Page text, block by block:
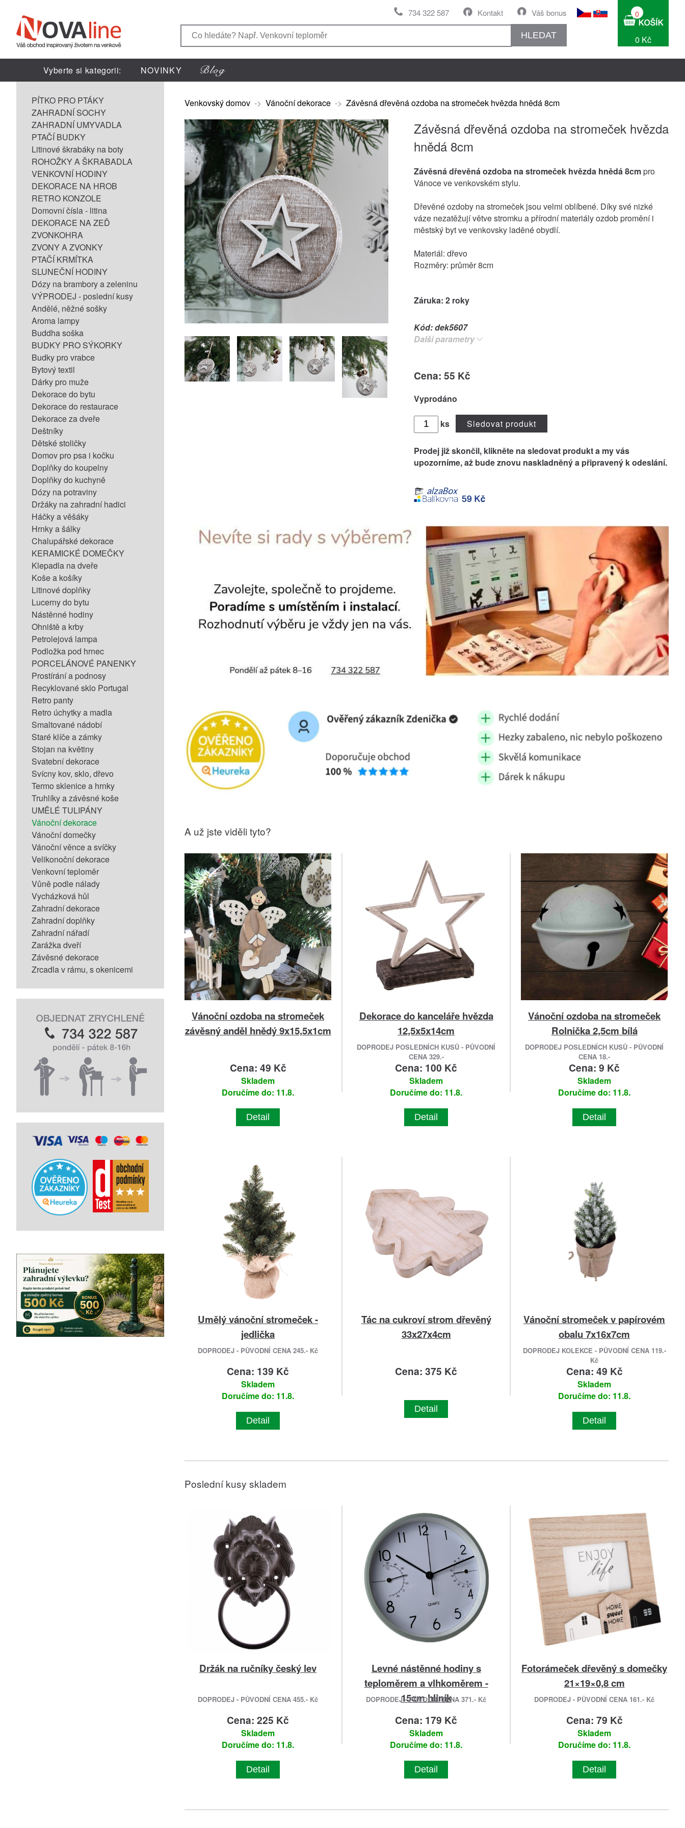
Váš bonus
Kontakt
734 322 587
HLEDAT
0
0 Kč
Vyberte si kategorii: NOVINKY
PÍTKO PRO PTÁKY
ZAHRADNÍ SOCHY
ZAHRADNÍ UMYVADLA
PTAČÍ BUDKY
Litinové škrabáky na boty
ROHOŽKY A ŠKRABADLA
VENKOVNÍ HODINY
DEKORACE NA HROB
RETRO KONZOLE
Domovní čísla - litina
DEKORACE NA ZEĎ
ZVONKOHRA
ZVONY A ZVONKY
PTAČÍ KRMÍTKA
SLUNEČNÍ HODINY
Dózy na brambory a zeleninu
VÝPRODEJ - poslední kusy
Andělé, něžné sošky
Aroma lampy
Buddha soška
BUDKY PRO SÝKORKY
Budky pro vrabce
Bytový textil
Dárky pro muže
Dekorace do bytu
Dekorace do restaurace
Dekorace za dveře
Deštníky
Dětské stoličky
Domov pro psa i kočku
Doplňky do koupelny
Doplňky do kuchyně
Dózy na potraviny
Držáky na zahradní hadici
Háčky a věšáky
Hrnky a šálky
Chalupářské dekorace
KERAMICKÉ DOMEČKY
Klepadla na dveře
Koše a košíky
Litinové doplňky
Lucerny do bytu
Nástěnné hodiny
Ohniště a krby
Petrolejová lampa
Podložka pod hrnec
PORCELÁNOVÉ PANENKY
Prostírání a podnosy
Recyklované sklo Portugal
Retro panty
Retro úchytky a madla
Smaltované nádobí
Staré klíče a zámky
Stojan na květiny
Svatební dekorace
Svícny kov, sklo, dřevo
Termo sklenice a hrnky
Truhlíky a závěsné koše
UMĚLÉ TULIPÁNY
Vánoční dekorace
Vánoční domečky
Vánoční věnce a svíčky
Velikonoční dekorace
Venkovní teploměr
Vůně podle nálady
Vycházková hůl
Zahradní dekorace
Zahradní doplňky
Zahradní nářadí
Zarážka dveří
Závěsné dekorace
Zrcadla v rámu, s okenicemi
Venkovský domov -> Vánoční dekorace -> Závěsná dřevěná ozdoba na stromeček hvězda hnědá 8cm
Závěsná dřevěná ozdoba na stromeček hvězda
hnědá 8cm
Závěsná dřevěná ozdoba na stromeček hvězda hnědá 8cmpro
Vánoce ve venkovském stylu.
Dřevěné ozdoby na stromeček jsou velmi oblíbené. Díky své nizké
váze nezatěžují větve stromku a přírodní materiály ozdob promění i
městský byt ve venkovsky laděné obydlí.
Materiál: dřevo
Rozměry: průměr 8cm
Záruka: 2 roky
Kód:dek5607
Další parametry
Cena: 55 Kč
Vyprodáno
ks Sledovat produkt
Prodej již skončil, klikněte nasledovat produkta my vás
upozorníme, až bude znovu naskladněný a připravený k odeslání.
A už jste viděli tyto?
Vánoční ozdoba na stromeček
závěsný anděl hnědý 9x15,5x1cm
Cena: 49 Kč
Skladem
Doručíme do: 11.8.
Detail
Dekorace do kanceláře hvězda
12,5x5x14cm
DOPRODEJ POSLEDNÍCH KUSŮ - PŮVODNÍ
CENA 329.-
Cena: 100 Kč
Skladem
Doručíme do: 11.8.
Detail
Vánoční ozdoba na stromeček
Rolnička 2,5cm bílá
DOPRODEJ POSLEDNÍCH KUSŮ - PŮVODNÍ
CENA 18.-
Cena: 9 Kč
Skladem
Doručíme do: 11.8.
Detail
Umělý vánoční stromeček -
jedlička
DOPRODEJ - PŮVODNÍ CENA 245.- Kč
Cena: 139 Kč
Skladem
Doručíme do: 11.8.
Detail
Tác na cukroví strom dřevěný
33x27x4cm
Cena: 375 Kč
Detail
Vánoční stromeček v papírovém
obalu 7x16x7cm
DOPRODEJ KOLEKCE - PŮVODNÍ CENA 119.-
Kč
Cena: 49 Kč
Skladem
Doručíme do: 11.8.
Detail
Poslední kusy skladem
Držák na ručníky český lev
DOPRODEJ - PŮVODNÍ CENA 455.- Kč
Cena: 225 Kč
Skladem
Doručíme do: 11.8.
Detail
Levné nástěnné hodiny s
teploměrem a vlhkoměrem -
15cm hliník
DOPRODEJ - PŮVODNÍ CENA 371.- Kč
Cena: 179 Kč
Skladem
Doručíme do: 11.8.
Detail
Fotorámeček dřevěný s domečky
21×19×0,8 cm
DOPRODEJ - PŮVODNÍ CENA 161.- Kč
Cena: 79 Kč
Skladem
Doručíme do: 11.8.
Detail